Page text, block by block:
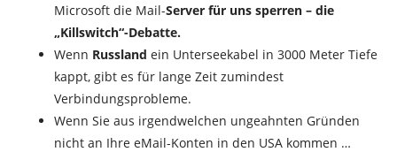
Microsoft die Mail-Server für uns sperren – die
„Killswitch“-Debatte.
Wenn Russland ein Unterseekabel in 3000 Meter Tiefe
kappt, gibt es für lange Zeit zumindest
Verbindungsprobleme.
Wenn Sie aus irgendwelchen ungeahnten Gründen
nicht an Ihre eMail-Konten in den USA kommen …